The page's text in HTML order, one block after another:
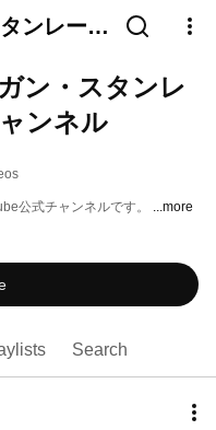
ンレー証
ン・スタンレ
ンネル
公式チャンネルです。 ...more
Search